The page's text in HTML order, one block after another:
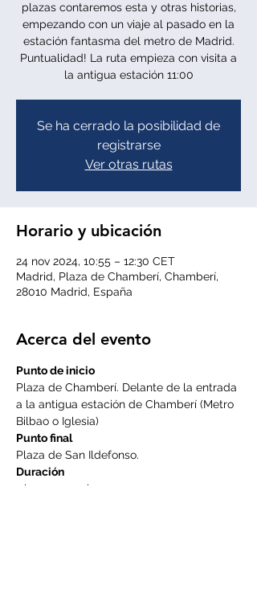
plazas contaremos esta y otras historias,
empezando con un viaje al pasado en la
estación fantasma del metro de Madrid.
Puntualidad! La ruta empieza con visita a
la antigua estación 11:00
Se ha cerrado la posibilidad de
registrarse
Ver otras rutas
Horario y ubicación
24 nov 2024, 10:55 – 12:30 CET
Madrid, Plaza de Chamberí, Chamberí,
28010 Madrid, España
Acerca del evento
Punto de inicio
Plaza de Chamberí. Delante de la entrada
a la antigua estación de Chamberí (Metro
Bilbao o Iglesia)
Punto final
Plaza de San Ildefonso.
Duración
1 hora y 30 min. aprox.